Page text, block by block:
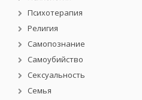
Психотерапия
Религия
Самопознание
Самоубийство
Сексуальность
Семья